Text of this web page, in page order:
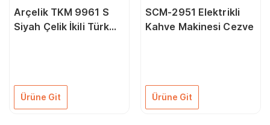
Arçelik TKM 9961 S
Siyah Çelik İkili Türk
Ürüne Git
SCM-2951 Elektrikli
Kahve Makinesi Cezve
Ürüne Git